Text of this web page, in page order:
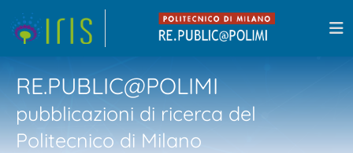
RE.PUBLIC@POLIMI
pubblicazioni di ricerca del
Politecnico di Milano